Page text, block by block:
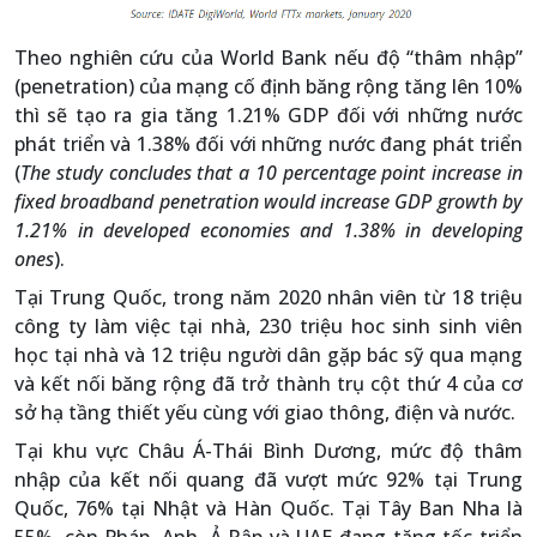
Theo nghiên cứu của World Bank nếu độ “thâm nhập”
(penetration) của mạng cố định băng rộng tăng lên 10%
thì sẽ tạo ra gia tăng 1.21% GDP đối với những nước
phát triển và 1.38% đối với những nước đang phát triển
(The study concludes that a 10 percentage point increase in
fixed broadband penetration would increase GDP growth by
1.21% in developed economies and 1.38% in developing
ones).
Tại Trung Quốc, trong năm 2020 nhân viên từ 18 triệu
công ty làm việc tại nhà, 230 triệu hoc sinh sinh viên
học tại nhà và 12 triệu người dân gặp bác sỹ qua mạng
và kết nối băng rộng đã trở thành trụ cột thứ 4 của cơ
sở hạ tầng thiết yếu cùng với giao thông, điện và nước.
Tại khu vực Châu Á-Thái Bình Dương, mức độ thâm
nhập của kết nối quang đã vượt mức 92% tại Trung
Quốc, 76% tại Nhật và Hàn Quốc. Tại Tây Ban Nha là